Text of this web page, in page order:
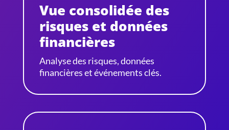
Vue consolidée des
risques et données
financières
Analyse des risques, données
financières et événements clés.